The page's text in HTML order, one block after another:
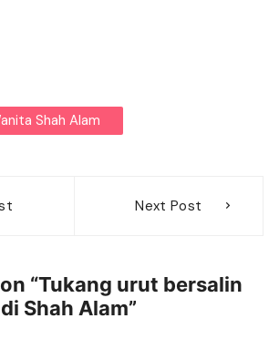
Shah Alam
Next Post
“Tukang urut bersalin
Shah Alam”